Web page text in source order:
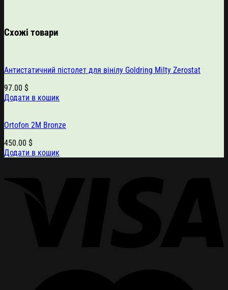
Схожі товари
Антистатичний пістолет для вінілу Goldring Milty Zerostat
97.00 $
Додати в кошик
Ortofon 2M Bronze
450.00 $
Додати в кошик